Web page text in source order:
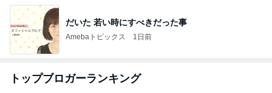
だいた 若い時にすべきだった事
Amebaトピックス 1日前
トップブロガーランキング